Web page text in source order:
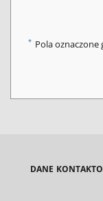
* Pola oznaczone
DANE